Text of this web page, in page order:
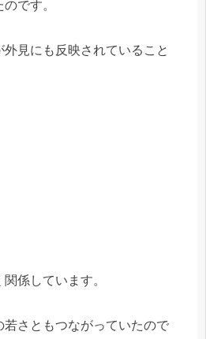
です。
見にも反映されていること
係しています。
さともつながっていたので